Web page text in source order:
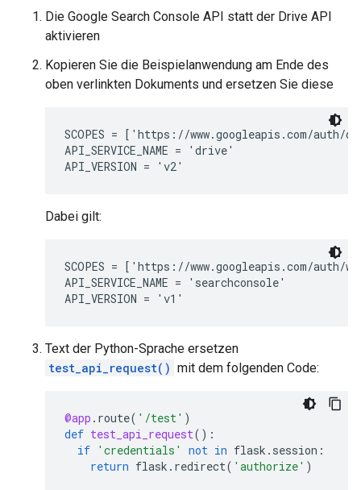
Die Google Search Console API statt der Drive API
aktivieren
Kopieren Sie die Beispielanwendung am Ende des
oben verlinkten Dokuments und ersetzen Sie diese
SCOPES = ['https://www.googleapis.com/auth/
API_SERVICE_NAME = 'drive'
Dabei gilt:
SCOPES = ['https://www.googleapis.com/auth/
API_SERVICE_NAME = 'searchconsole'
Text der Python-Sprache ersetzen
test_api_request() mit dem folgenden Code:
@app . route( '/test' )
def test_api_request():
if 'credentials' not in flask . session :
return flask . redirect( 'authorize' )